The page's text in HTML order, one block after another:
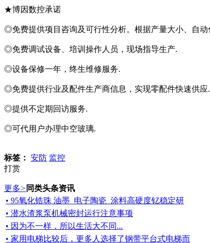
★博因数控承诺
◎免费提供项目咨询及可行性分析。根据产量大小、自
◎免费调试设备、培训操作人员，现场指导生产.
◎设备保修一年，终生维修服务.
◎免费提供行业及配件生产商信息，实现零配件快速供应.
◎提供不定期回访服务.
◎可代用户办理中空玻璃.
标签： 安防 监控
打赏
更多> 同类头条资讯
• 95氧化锆珠 油墨_电子陶瓷_涂料高硬度钇稳定研
• 潜水渣浆泵机械密封运行注意事项
• 因为不一样，所以生活大不同...
• 家用电梯比较后，更多人选择了钢带平台式电梯而